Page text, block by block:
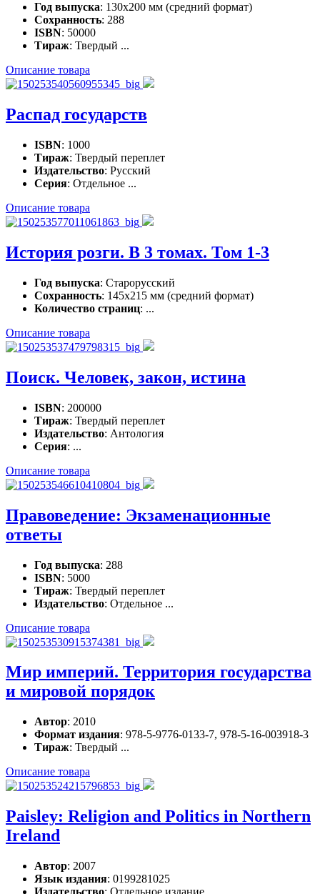
Год выпуска: 130х200 мм (средний формат)
Сохранность: 288
ISBN: 50000
Тираж: Твердый ...
Описание товара
Распад государств
ISBN: 1000
Тираж: Твердый переплет
Издательство: Русский
Серия: Отдельное ...
Описание товара
История розги. В 3 томах. Том 1-3
Год выпуска: Старорусский
Сохранность: 145х215 мм (средний формат)
Количество страниц: ...
Описание товара
Поиск. Человек, закон, истина
ISBN: 200000
Тираж: Твердый переплет
Издательство: Антология
Серия: ...
Описание товара
Правоведение: Экзаменационные
ответы
Год выпуска: 288
ISBN: 5000
Тираж: Твердый переплет
Издательство: Отдельное ...
Описание товара
Мир империй. Территория государства
и мировой порядок
Автор: 2010
Формат издания: 978-5-9776-0133-7, 978-5-16-003918-3
Тираж: Твердый ...
Описание товара
Paisley: Religion and Politics in Northern
Ireland
Автор: 2007
Язык издания: 0199281025